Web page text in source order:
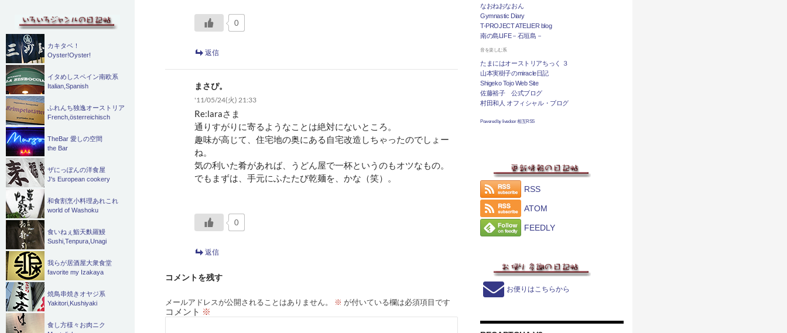
0
返信
まさぴ。
'11/05/24(火) 21:33
Re:laraさま
通りすがりに寄るようなことは絶対にないところ。
趣味が高じて、住宅地の奥にある自宅改造しちゃったのでしょー
ね。
気の利いた肴があれば、うどん屋で一杯というのもオツなもの。
でもまずは、手元にふたたび乾麺を、かな（笑）。
0
返信
コメントを残す
メールアドレスが公開されることはありません。 ※ が付いている欄は必須項目です
コメント ※
なおねおなおん
Gymnastic Diary
T-PROJECT ATELIER blog
南の島LIFE－石垣島－
音を楽しむ系
たまにはオーストリアちっく ３
山本実樹子のmiracle日記
Shigeko Tojo Web Site
佐藤裕子 公式ブログ
村田和人 オフィシャル・ブログ
Powered by livedoor 相互RSS
RSS
ATOM
FEEDLY
お便りはこちらから
カキタベ！
Oyster!Oyster!
イタめしスペイン南欧系
Italian,Spanish
ふれんち独逸オーストリア
French,österreichisch
TheBar 愛しの空間
the Bar
ザにっぽんの洋食屋
J's European cookery
和食割烹小料理あれこれ
world of Washoku
食いねぇ鮨天麩羅鰻
Sushi,Tenpura,Unagi
我らが居酒屋大衆食堂
favorite my Izakaya
焼鳥串焼きオヤジ系
Yakitori,Kushiyaki
食し方様々お肉ニク